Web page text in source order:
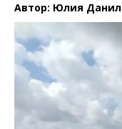
Автор: Юлия